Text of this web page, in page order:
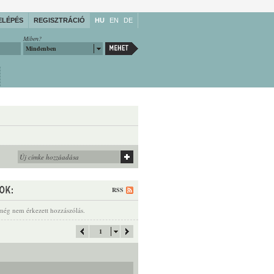
REGISZTRÁCIÓ HU EN DE
Miben?
Mindenben
RSS
nem érkezett hozzászólás.
1